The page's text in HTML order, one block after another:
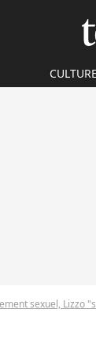
CULTURE
sexuel, Lizzo